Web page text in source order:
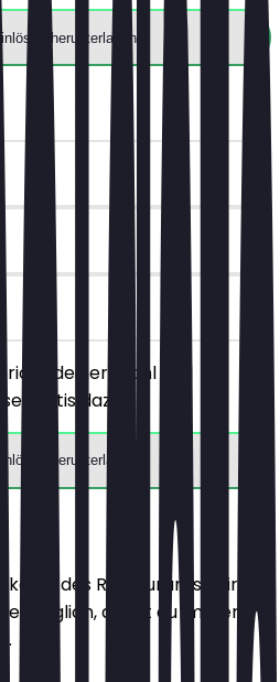
herunterladen
deiner Wahl und
gratis dazu.
herunterladen
des Restaurants. Wir
möglich, damit du immer